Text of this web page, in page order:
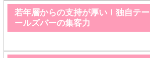
若年層からの支持が厚い！独自テ
ールズバーの集客力